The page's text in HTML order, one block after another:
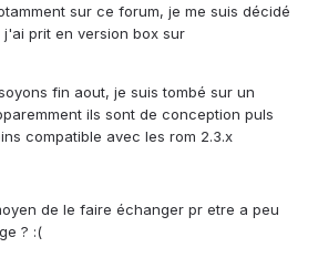
sur ce forum, je me suis décidé
prit en version box sur
fin aout, je suis tombé sur un
ils sont de conception puls
compatible avec les rom 2.3.x
de le faire échanger pr etre a peu
? :(